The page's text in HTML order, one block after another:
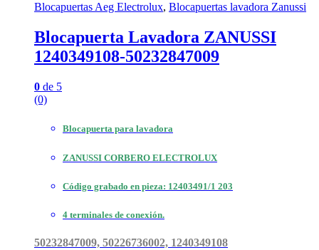
Blocapuertas Aeg Electrolux, Blocapuertas lavadora Zanussi
Blocapuerta Lavadora ZANUSSI
1240349108-50232847009
0 de 5
(0)
Blocapuerta para lavadora
ZANUSSI CORBERO ELECTROLUX
Código grabado en pieza: 12403491/1 203
4 terminales de conexión.
50232847009, 50226736002, 1240349108